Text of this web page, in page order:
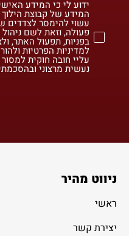
ידוע לי כי המידע
המידע של קבוצת
עשוי להימסר
פעולה, וזאת לשם
בפניות, תפעול האתר,
למדיניות הפרטיות
עליי חובה חוקית
נעשית מרצוני
ניווט מהיר
ראשי
יצירת קשר